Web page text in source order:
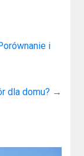
i
dla domu? →